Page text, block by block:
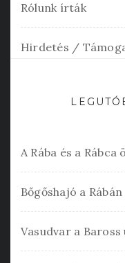
Rólunk írták
Hirdetés /
A Rába és a Rábca
Bőgőshajó a Rábán
Vasudvar a